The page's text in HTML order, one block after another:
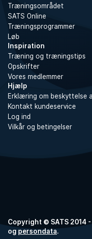
Træningsområdet
SATS Online
Træningsprogrammer
Løb
Inspiration
Træning og træningstips
Opskrifter
Vores medlemmer
Hjælp
Erklæring om beskyttelse
Kontakt kundeservice
Log ind
Vilkår og betingelser
Copyright © SATS 2014
og persondata.